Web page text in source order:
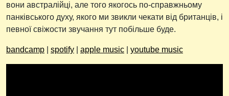
вони австралійці, але того якогось по-справжньому
панківського духу, якого ми звикли чекати від британців, і
певної свіжости звучання тут побільше буде.
bandcamp spotify apple music youtube music